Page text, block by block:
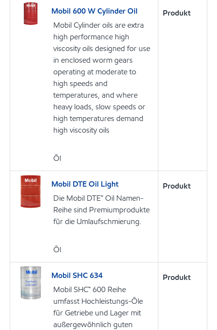
Mobil 600 W Cylinder Oil
Mobil Cylinder oils are extra
high performance high
viscosity oils designed for use
in enclosed worm gears
operating at moderate to
high speeds and
temperatures, and where
heavy loads, slow speeds or
high temperatures demand
high viscosity oils
Öl
Produkt
Mobil DTE Oil Light
Die Mobil DTE™ Oil Namen-
Reihe sind Premiumprodukte
für die Umlaufschmierung.
Öl
Produkt
Mobil SHC 634
Mobil SHC™ 600 Reihe
umfasst Hochleistungs-Öle
für Getriebe und Lager mit
außergewöhnlich guten
Produkt